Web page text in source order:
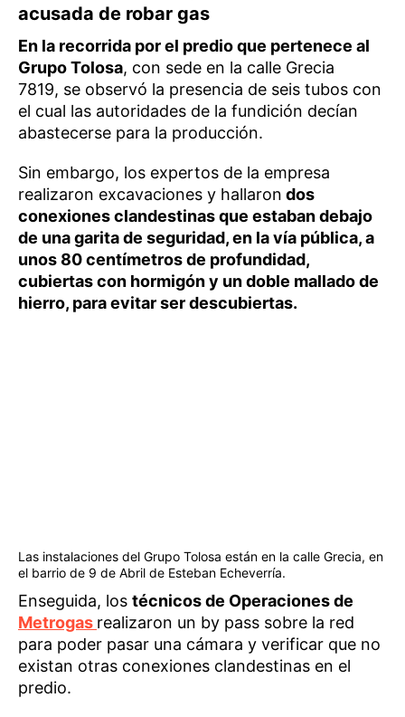
acusada de robar gas
En la recorrida por el predio que pertenece al
Grupo Tolosa, con sede en la calle Grecia
7819, se observó la presencia de seis tubos con
el cual las autoridades de la fundición decían
abastecerse para la producción.
Sin embargo, los expertos de la empresa
realizaron excavaciones y hallaron dos
conexiones clandestinas que estaban debajo
de una garita de seguridad, en la vía pública, a
unos 80 centímetros de profundidad,
cubiertas con hormigón y un doble mallado de
hierro, para evitar ser descubiertas.
Las instalaciones del Grupo Tolosa están en la calle Grecia, en
el barrio de 9 de Abril de Esteban Echeverría.
Enseguida, los técnicos de Operaciones de
Metrogas realizaron un by pass sobre la red
para poder pasar una cámara y verificar que no
existan otras conexiones clandestinas en el
predio.